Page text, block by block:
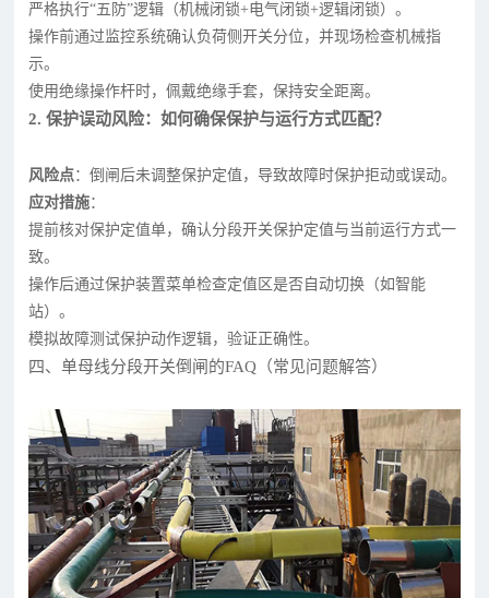
严格执行“五防”逻辑（机械闭锁+电气闭锁+逻辑闭锁）。
操作前通过监控系统确认负荷侧开关分位，并现场检查机械指
示。
使用绝缘操作杆时，佩戴绝缘手套，保持安全距离。
2. 保护误动风险：如何确保保护与运行方式匹配？
风险点：倒闸后未调整保护定值，导致故障时保护拒动或误动。
应对措施：
提前核对保护定值单，确认分段开关保护定值与当前运行方式一
致。
操作后通过保护装置菜单检查定值区是否自动切换（如智能
站）。
模拟故障测试保护动作逻辑，验证正确性。
四、单母线分段开关倒闸的FAQ（常见问题解答）